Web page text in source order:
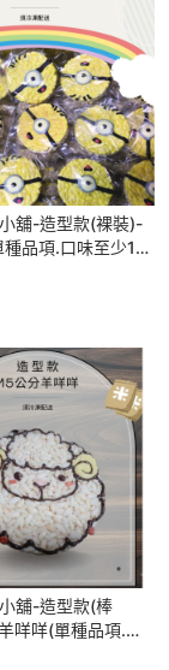
舖-造型款(裸裝)-
種品項.口味至少10
舖-造型款(棒
咩咩(單種品項.口